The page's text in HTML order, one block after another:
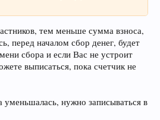
тем меньше сумма взноса,
перед началом сбор денег, будет
сбора и если Вас не устроит
выписаться, пока счетчик не
уменьшалась, нужно записываться в